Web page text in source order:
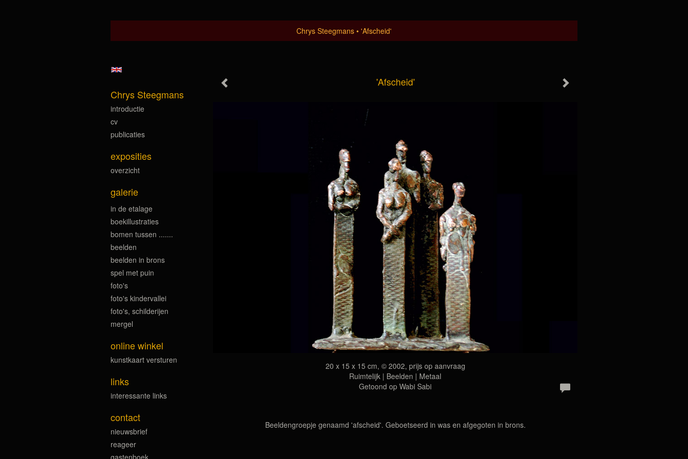
Chrys Steegmans 'Afscheid'
'Afscheid'
20 x 15 x 15 cm, © 2002, prijs op aanvraag
Ruimtelijk | Beelden | Metaal
Getoond op Wabi Sabi
Beeldengroepje genaamd 'afscheid'. Geboetseerd in was en afgegoten in brons.
Chrys Steegmans
introductie
cv
publicaties
exposities
overzicht
galerie
in de etalage
boekillustraties
bomen tussen .......
beelden
beelden in brons
spel met puin
foto's
foto's kindervallei
foto's, schilderijen
mergel
online winkel
kunstkaart versturen
links
interessante links
contact
nieuwsbrief
reageer
gastenboek